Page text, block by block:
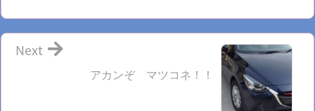
アカンぞ マツコネ！！
Next